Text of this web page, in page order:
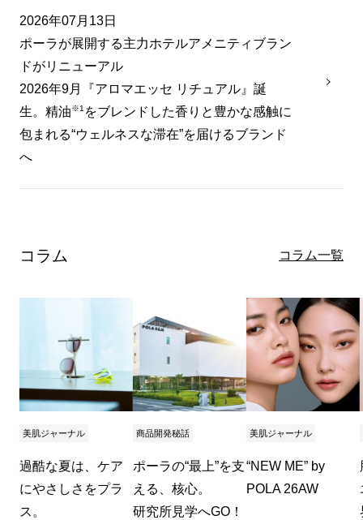
2026年07月13日
ポーラが展開する主力ホテルアメニティブラン
ドがリニューアル
2026年9月『アロマエッセ リチュアル』誕
生。精油※1 をブレンドした香りと豊かな感触に
包まれる“ウェルネスな滞在”を届けるブランド
へ
コラム コラム一覧
美肌ジャーナル
過酷な夏は、ケア
にやさしさをプラ
ス。
商品開発秘話
ポーラの“最上”を支
える、核心。
研究所見学へGO！
美肌ジャーナル
“NEW ME” by
POLA 26AW